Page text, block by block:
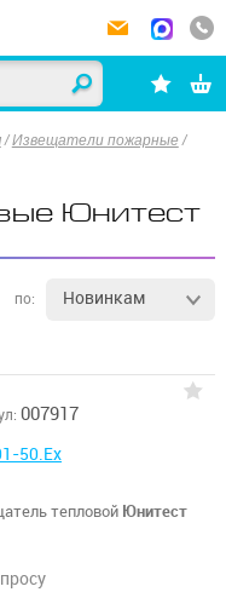
/Извещатели пожарные /
Юнитест
по: Новинкам
007917
50.Ex
тепловой Юнитест